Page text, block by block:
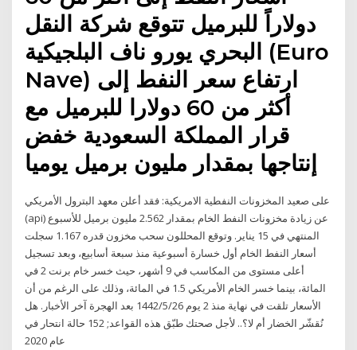
دولاراً للبرميل تتوقع شركة النقل
البحري يورو ناف البلجيكية (Euro
Nave) ارتفاع سعر النفط إلى
أكثر من 60 دولارا للبرميل مع
قرار المملكة السعودية خفض
إنتاجها بمقدار مليون برميل يوميا
على صعيد المخزونات النفطية الامريكية: فقد أعلن معهد البترول الأمريكي
(api) عن زيادة مخزونات النفط الخام بمقدار 2.562 مليون برميل للأسبوع
المنتهي في 15 يناير. وتوقع المحللون سحب مخزون قدره 1.167 سجلت
أسعار النفط الخام أول خسارة أسبوعية منذ سبعة أسابيع، وبعد تسجيل
أعلى مستوى من المكاسب في 9 أشهر، حيث خسر خام برنت 2 في
المائة، بينما خسر الخام الأمريكي 1.5 في المائة، وذلك على الرغم من أن
الأسعار تلقت في نهاية منذ 2 يوم 26‏‏/5‏‏/1442 بعد الهجرة آخر الأخبار. هل
نُقشّر الخضار أم لا؟.. لأجل صحتك طبّق هذه القواعد; 152 حالة انتحار في
عام 2020